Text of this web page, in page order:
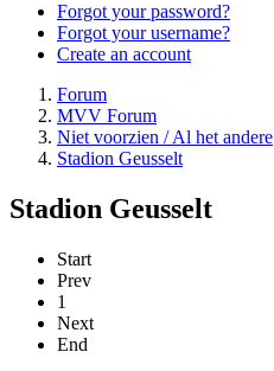
Forgot your password?
Forgot your username?
Create an account
Forum
MVV Forum
Niet voorzien / Al het andere
Stadion Geusselt
Stadion Geusselt
Start
Prev
1
Next
End